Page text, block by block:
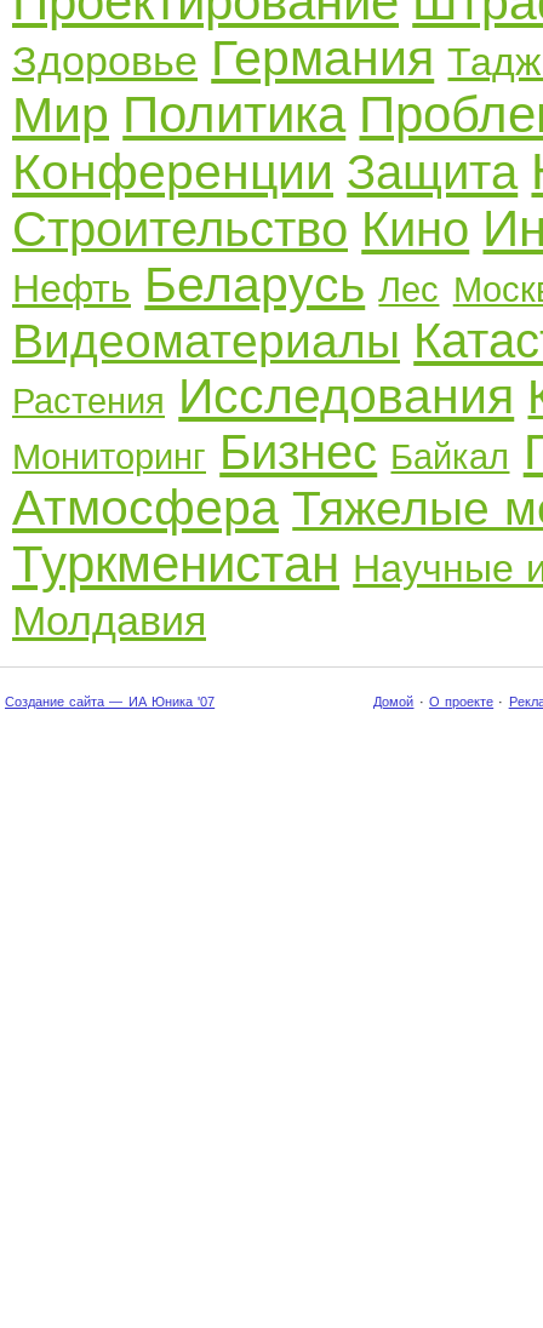
Здоровье Германия
Мир Политика
Конференции Защита
Строительство Кино
Нефть Беларусь Лес
Видеоматериалы
Растения Исследования
Мониторинг Бизнес Байкал
Атмосфера Тяжелые
Туркменистан Научные
Молдавия
Создание сайта — ИА Юника '07 Домой · О проекте ·